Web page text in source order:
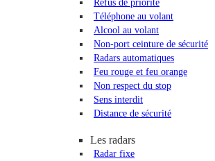
Téléphone au volant
Alcool au volant
Non-port ceinture de sécurité
Radars automatiques
Feu rouge et feu orange
Non respect du stop
Sens interdit
Distance de sécurité
Les radars
Radar fixe